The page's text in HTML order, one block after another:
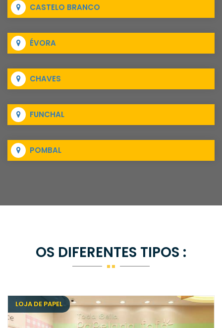
CASTELO BRANCO
ÉVORA
CHAVES
FUNCHAL
POMBAL
OS DIFERENTES TIPOS :
LOJA DE PAPEL